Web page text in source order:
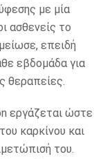
με μία
ασθενείς το
επειδή
εβδομάδα για
θεραπείες.
εργάζεται ώστε
καρκίνου και
του.